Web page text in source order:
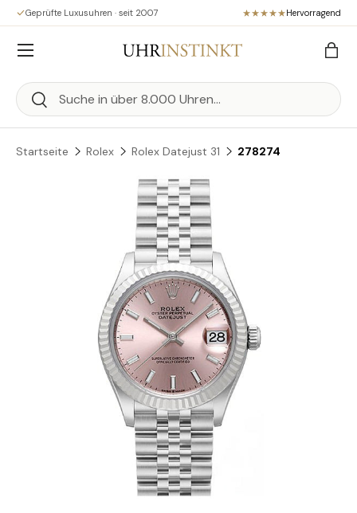
Direkt zum Inhalt
Geprüfte Luxusuhren · seit 2007 Hervorragend
Suchen
Suchen
Menü
Startseite Rolex Rolex Datejust 31 278274
Zu Produktinformationen springen